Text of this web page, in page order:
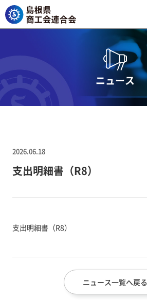
ニュース
2026.06.18
支出明細書（R8）
支出明細書（R8）
ニュース一覧へ戻る